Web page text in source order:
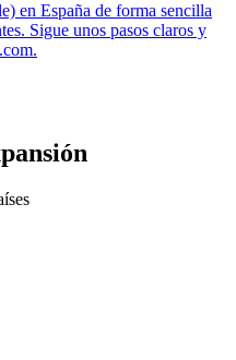
en España de forma sencilla
Sigue unos pasos claros y